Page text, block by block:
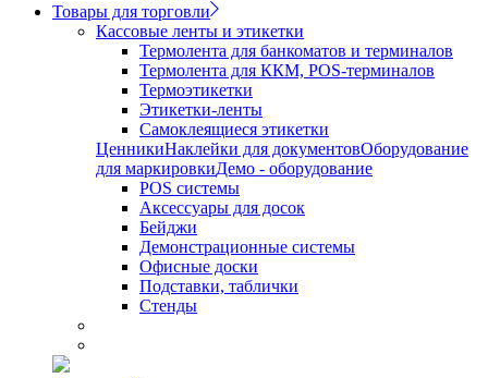
Товары для торговли
Кассовые ленты и этикетки
Термолента для банкоматов и терминалов
Термолента для ККМ, POS-терминалов
Термоэтикетки
Этикетки-ленты
Самоклеящиеся этикетки
ЦенникиНаклейки для документовОборудование
для маркировкиДемо - оборудование
POS системы
Аксессуары для досок
Бейджи
Демонстрационные системы
Офисные доски
Подставки, таблички
Стенды